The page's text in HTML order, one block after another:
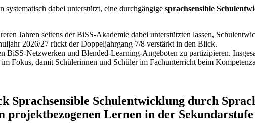
dabei unterstützt, eine durchgängige sprachsensible
Jahren seitens der BiSS-Akademie dabei unterstützten lassen,
2026/27 rückt der Doppeljahrgang 7/8 verstärkt in den Blick.
BiSS-Netzwerken und Blended-Learning-Angeboten zu partizipieren.
Fokus, damit Schülerinnen und Schüler im Fachunterricht beim
Sprachsensible Schulentwicklung durch
projektbezogenen Lernen in der Sekundarstufe